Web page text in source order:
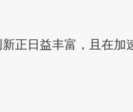
正日益丰富，且在